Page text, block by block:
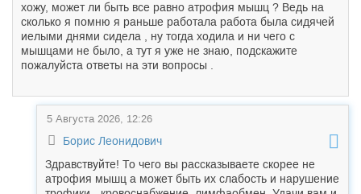
хожу, может ли быть все равно атрофия мышц ? Ведь на
сколько я помню я раньше работала работа была сидячей
иелыми днями сидела , ну тогда ходила и ни чего с
мышцами не было, а тут я уже не знаю, подскажите
пожалуйста ответы на эти вопросы .
5 Августа 2026, 12:26
Борис Леонидович
Здравствуйте! То чего вы рассказываете скорее не
атрофия мышц а может быть их слабость и нарушение